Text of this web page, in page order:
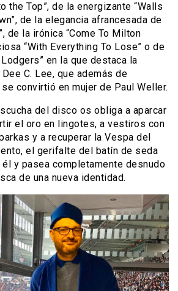
the Top”, de la energizante “Walls
de la elegancia afrancesada de
de la irónica “Come To Milton
“With Everything To Lose” o de
en la que destaca la
C. Lee, que además de
convirtió en mujer de Paul Weller.
del disco os obliga a aparcar
el oro en lingotes, a vestiros con
y a recuperar la Vespa del
el gerifalte del batín de seda
y pasea completamente desnudo
de una nueva identidad.